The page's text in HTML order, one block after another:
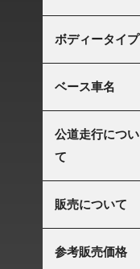
ボディータイプ
ベース車名
公道走行につい
て
販売について
参考販売価格